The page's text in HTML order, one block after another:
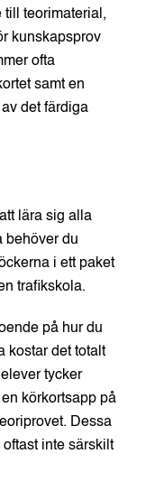
till teorimaterial,
kunskapsprov
ofta
samt en
det färdiga
lära sig alla
behöver du
i ett paket
trafikskola.
på hur du
kostar det totalt
tycker
körkortsapp på
Dessa
inte särskilt